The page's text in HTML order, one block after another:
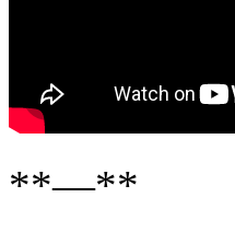
**—**